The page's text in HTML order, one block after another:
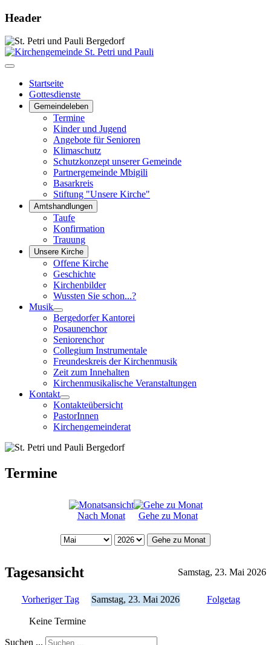
Header
Startseite
Gottesdienste
Gemeindeleben
Termine
Kinder und Jugend
Angebote für Senioren
Klimaschutz
Schutzkonzept unserer Gemeinde
Partnergemeinde Mbigili
Basarkreis
Stiftung "Unsere Kirche"
Amtshandlungen
Taufe
Konfirmation
Trauung
Unsere Kirche
Offene Kirche
Geschichte
Kirchenbilder
Wussten Sie schon...?
Musik
Bergedorfer Kantorei
Posaunenchor
Seniorenchor
Collegium Instrumentale
Freundeskreis der Kirchenmusik
Zeit zum Innehalten
Kirchenmusikalische Veranstaltungen
Kontakt
Kontakteübersicht
PastorInnen
Kirchengemeinderat
Termine
Nach Monat Gehe zu Monat
Gehe zu Monat
Tagesansicht Samstag, 23. Mai 2026
Vorheriger Tag Samstag, 23. Mai 2026 Folgetag
Keine Termine
Suchen ...